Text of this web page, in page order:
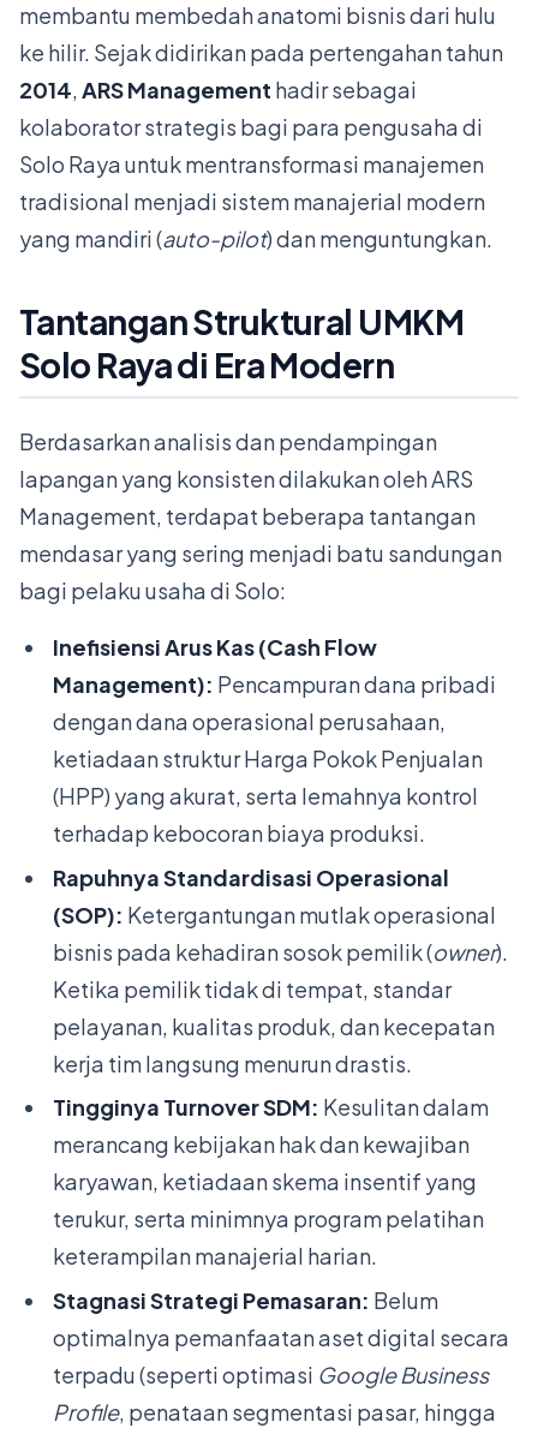
membantu membedah anatomi bisnis dari hulu
ke hilir. Sejak didirikan pada pertengahan tahun
2014,ARS Management hadir sebagai
kolaborator strategis bagi para pengusaha di
Solo Raya untuk mentransformasi manajemen
tradisional menjadi sistem manajerial modern
yang mandiri (auto-pilot) dan menguntungkan.
Tantangan Struktural UMKM
Solo Raya di Era Modern
Berdasarkan analisis dan pendampingan
lapangan yang konsisten dilakukan oleh ARS
Management, terdapat beberapa tantangan
mendasar yang sering menjadi batu sandungan
bagi pelaku usaha di Solo:
Inefisiensi Arus Kas (Cash Flow
Management): Pencampuran dana pribadi
dengan dana operasional perusahaan,
ketiadaan struktur Harga Pokok Penjualan
(HPP) yang akurat, serta lemahnya kontrol
terhadap kebocoran biaya produksi.
Rapuhnya Standardisasi Operasional
(SOP): Ketergantungan mutlak operasional
bisnis pada kehadiran sosok pemilik (owner).
Ketika pemilik tidak di tempat, standar
pelayanan, kualitas produk, dan kecepatan
kerja tim langsung menurun drastis.
Tingginya Turnover SDM: Kesulitan dalam
merancang kebijakan hak dan kewajiban
karyawan, ketiadaan skema insentif yang
terukur, serta minimnya program pelatihan
keterampilan manajerial harian.
Stagnasi Strategi Pemasaran: Belum
optimalnya pemanfaatan aset digital secara
terpadu (seperti optimasi Google Business
Profile, penataan segmentasi pasar, hingga